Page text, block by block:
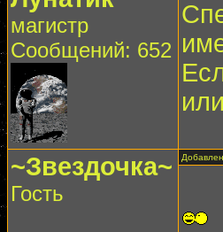
магистр
Сообщений: 652
или
~Звездочка~
Гость